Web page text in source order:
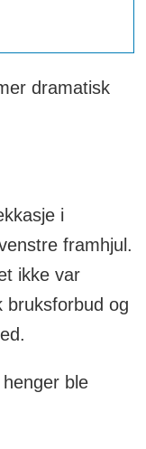
dramatisk
i
framhjul.
ikke var
bruksforbud og
ble